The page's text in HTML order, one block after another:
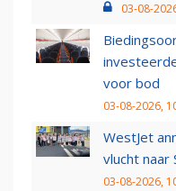
03-08-
voor bod
03-08-2026,
WestJet
vlucht naar
03-08-2026,